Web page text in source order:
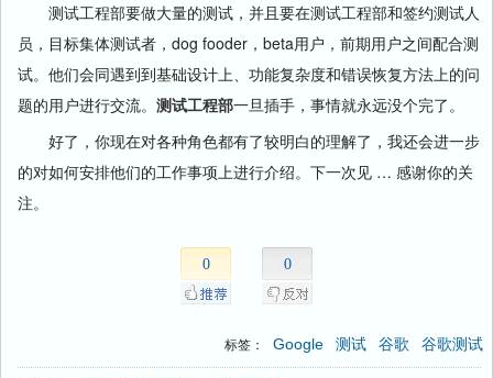
测试工程部要做大量的测试，并且要在测试工程部和签约测试人
员，目标集体测试者，dog fooder，beta用户，前期用户之间配合测
试。他们会同遇到到基础设计上、功能复杂度和错误恢复方法上的问
题的用户进行交流。 测试工程部一旦插手，事情就永远没个完了。
好了，你现在对各种角色都有了较明白的理解了，我还会进一步
的对如何安排他们的工作事项上进行介绍。下一次见 … 感谢你的关
注。
0 0
标签： Google 测试 谷歌 谷歌测试